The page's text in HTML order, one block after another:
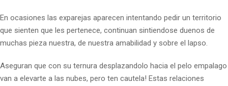
En ocasiones las exparejas aparecen intentando pedir un territorio
que sienten que les pertenece, continuan sintiendose duenos de
muchas pieza nuestra, de nuestra amabilidad y sobre el lapso.
Aseguran que con su ternura desplazandolo hacia el pelo empalago
van a elevarte a las nubes, pero ten cautela! Estas relaciones